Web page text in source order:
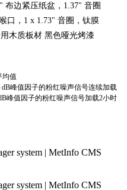
布边紧压纸盆，1.37" 音圈
口，1 x 1.73" 音圈，钛膜
木质板材 黑色哑光烤漆
均值
峰值因子的粉红噪声信号连续加载
峰值因子的粉红噪声信号加载2小时